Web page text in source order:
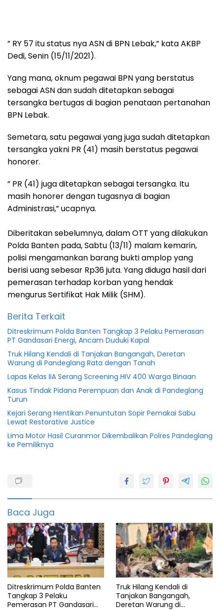
” RY 57 itu status nya ASN di BPN Lebak,” kata AKBP
Dedi, Senin (15/11/2021).
Yang mana, oknum pegawai BPN yang berstatus
sebagai ASN dan sudah ditetapkan sebagai
tersangka bertugas di bagian penataan pertanahan
BPN Lebak.
Semetara, satu pegawai yang juga sudah ditetapkan
tersangka yakni PR (41) masih berstatus pegawai
honorer.
” PR (41) juga ditetapkan sebagai tersangka. Itu
masih honorer dengan tugasnya di bagian
Administrasi,” ucapnya.
Diberitakan sebelumnya, dalam OTT yang dilakukan
Polda Banten pada, Sabtu (13/11) malam kemarin,
polisi mengamankan barang bukti amplop yang
berisi uang sebesar Rp36 juta. Yang diduga hasil dari
pemerasan terhadap korban yang hendak
mengurus Sertifikat Hak Milik (SHM).
Berita Terkait
Ditreskrimum Polda Banten Tangkap 3 Pelaku Pemerasan
PT Gandasari Energi, Ancam Duduki Kapal
Truk Hilang Kendali di Tanjakan Bangangah, Deretan
Warung di Pandeglang Rata dengan Tanah
Lapas Kelas IIA Serang Screening HIV 400 Warga Binaan
Kasus Tindak Pidana Perempuan dan Anak di Pandeglang
Turun
Kejari Serang Hentikan Penuntutan Sopir Pemakai Sabu
Lewat Restorative Justice
Lima Motor Hasil Curanmor Dikembalikan Polres Pandeglang
ke Pemiliknya
BPN
KORUPSI
OTT
Polda
Banten
Baca Juga
Ditreskrimum Polda Banten
Tangkap 3 Pelaku
Pemerasan PT Gandasari
Truk Hilang Kendali di
Tanjakan Bangangah,
Deretan Warung di